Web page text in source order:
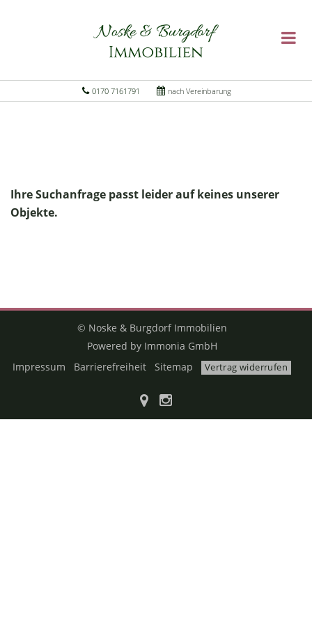
0170 7161791 nach Vereinbarung
Ihre Suchanfrage passt leider auf keines unserer
Objekte.
© Noske & Burgdorf Immobilien
Powered by Immonia GmbH
Impressum
Barrierefreiheit Sitemap Vertrag widerrufen